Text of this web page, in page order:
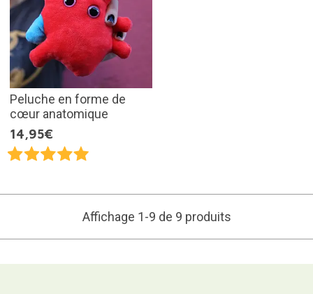
Peluche en forme de
cœur anatomique
14,95€
Affichage 1-9 de 9 produits